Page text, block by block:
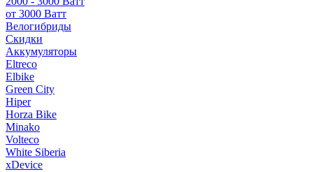
от 3000 Ватт
Велогибриды
Скидки
Аккумуляторы
Eltreco
Elbike
Green City
Hiper
Horza Bike
Minako
Volteco
White Siberia
xDevice